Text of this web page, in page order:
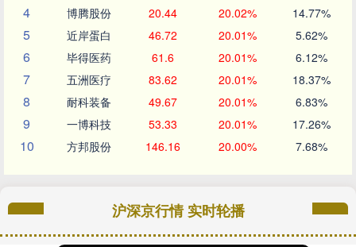
4 博腾股份 20.44 20.02% 14.77%
5 近岸蛋白 46.72 20.01% 5.62%
6 毕得医药 61.6 20.01% 6.12%
7 五洲医疗 83.62 20.01% 18.37%
8 耐科装备 49.67 20.01% 6.83%
9 一博科技 53.33 20.01% 17.26%
10 方邦股份 146.16 20.00% 7.68%
沪深京行情 实时轮播